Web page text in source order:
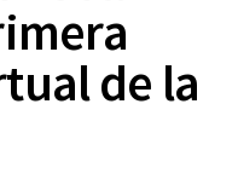
de la